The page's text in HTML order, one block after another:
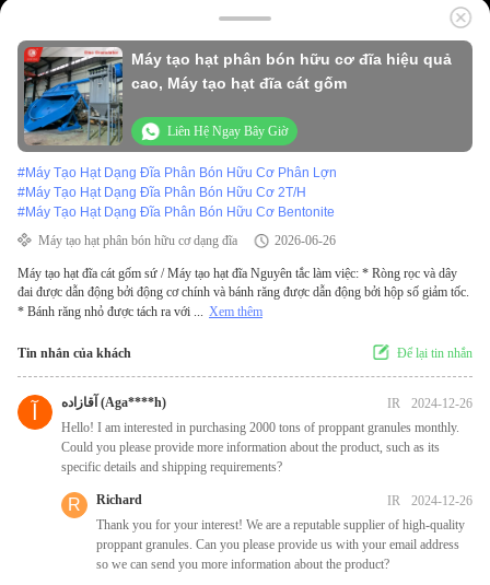
Máy tạo hạt phân bón hữu cơ đĩa hiệu quả
cao, Máy tạo hạt đĩa cát gốm
Liên Hệ Ngay Bây Giờ
#Máy Tạo Hạt Dạng Đĩa Phân Bón Hữu Cơ Phân Lợn
#Máy Tạo Hạt Dạng Đĩa Phân Bón Hữu Cơ 2T/H
#Máy Tạo Hạt Dạng Đĩa Phân Bón Hữu Cơ Bentonite
Máy tạo hạt phân bón hữu cơ dạng đĩa
2026-06-26
Máy tạo hạt đĩa cát gốm sứ / Máy tạo hạt đĩa Nguyên tắc làm việc: * Ròng rọc và dây
đai được dẫn động bởi động cơ chính và bánh răng được dẫn động bởi hộp số giảm tốc.
* Bánh răng nhỏ được tách ra với ... Xem thêm
Tin nhắn của khách Để lại tin nhắn
آقازاده (Aga****h) IR
2024-12-26
Hello! I am interested in purchasing 2000 tons of proppant granules monthly.
Could you please provide more information about the product, such as its
specific details and shipping requirements?
R Richard IR
2024-12-26
Thank you for your interest! We are a reputable supplier of high-quality
proppant granules. Can you please provide us with your email address
so we can send you more information about the product?